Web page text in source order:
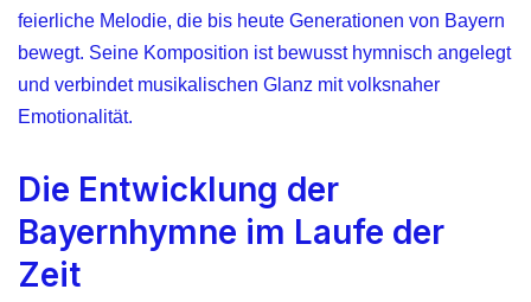
feierliche Melodie, die bis heute Generationen von Bayern
bewegt. Seine Komposition ist bewusst hymnisch angelegt
und verbindet musikalischen Glanz mit volksnaher
Emotionalität.
Die Entwicklung der
Bayernhymne im Laufe der
Zeit